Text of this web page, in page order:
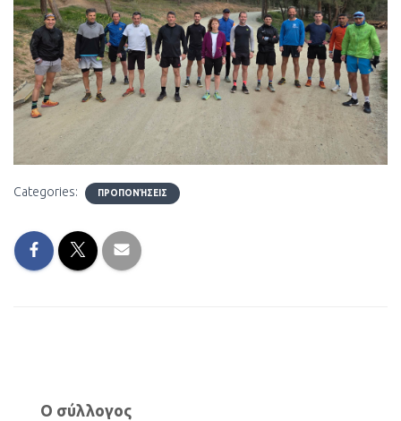
Categories: ΠΡΟΠΟΝΉΣΕΙΣ
Ο σύλλογος